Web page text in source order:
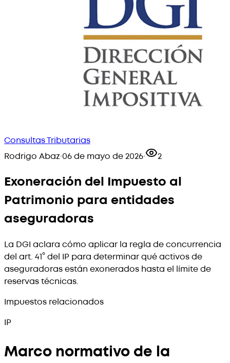
Consultas Tributarias
Rodrigo Abaz·06 de mayo de 2026· 2
Exoneración del Impuesto al
Patrimonio para entidades
aseguradoras
La DGI aclara cómo aplicar la regla de concurrencia
del art. 41° del IP para determinar qué activos de
aseguradoras están exonerados hasta el límite de
reservas técnicas.
Impuestos relacionados
IP
Marco normativo de la